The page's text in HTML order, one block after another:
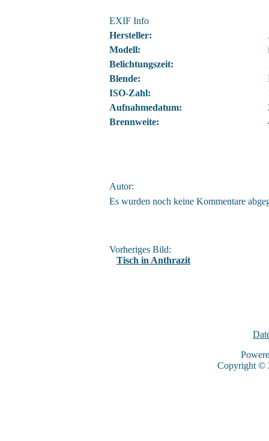
EXIF Info
Hersteller:
Modell:
Belichtungszeit:
Blende:
ISO-Zahl:
Aufnahmedatum:
Brennweite:
Autor:
Es wurden noch keine Kommentare
Vorheriges Bild:
Tisch in Anthrazit
Copyright ©